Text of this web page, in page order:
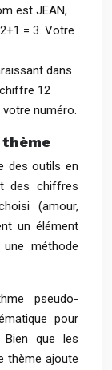
est JEAN,
= 3. Votre
dans
12
numéro.
des outils en
des chiffres
(amour,
un élément
méthode
pseudo-
pour
Bien que les
thème ajoute